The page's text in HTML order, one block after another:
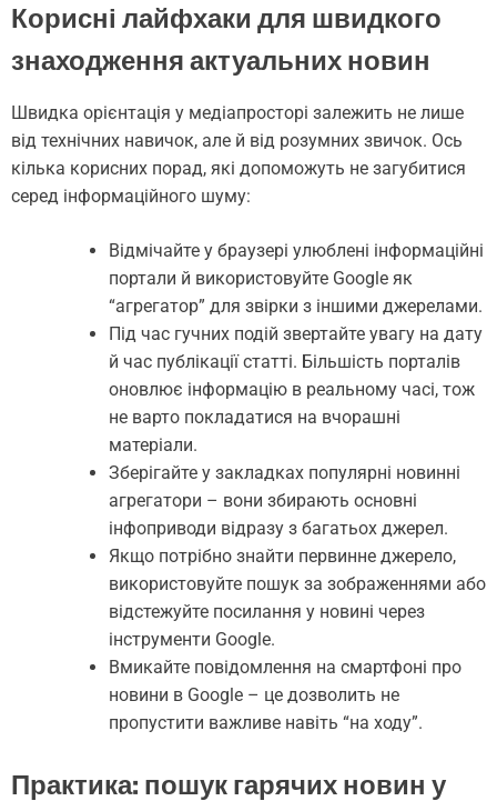
Корисні лайфхаки для швидкого
знаходження актуальних новин
Швидка орієнтація у медіапросторі залежить не лише
від технічних навичок, але й від розумних звичок. Ось
кілька корисних порад, які допоможуть не загубитися
серед інформаційного шуму:
Відмічайте у браузері улюблені інформаційні
портали й використовуйте Google як
“агрегатор” для звірки з іншими джерелами.
Під час гучних подій звертайте увагу на дату
й час публікації статті. Більшість порталів
оновлює інформацію в реальному часі, тож
не варто покладатися на вчорашні
матеріали.
Зберігайте у закладках популярні новинні
агрегатори – вони збирають основні
інфоприводи відразу з багатьох джерел.
Якщо потрібно знайти первинне джерело,
використовуйте пошук за зображеннями або
відстежуйте посилання у новині через
інструменти Google.
Вмикайте повідомлення на смартфоні про
новини в Google – це дозволить не
пропустити важливе навіть “на ходу”.
Практика: пошук гарячих новин у